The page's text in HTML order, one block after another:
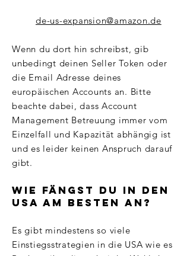
de-us-expansion@amazon.de
Wenn du dort hin schreibst, gib
unbedingt deinen Seller Token oder
die Email Adresse deines
europäischen Accounts an. Bitte
beachte dabei, dass Account
Management Betreuung immer vom
Einzelfall und Kapazität abhängig ist
und es leider keinen Anspruch darauf
gibt.
Wie fängst du in den
USA am besten an?
Es gibt mindestens so viele
Einstiegsstrategien in die USA wie es